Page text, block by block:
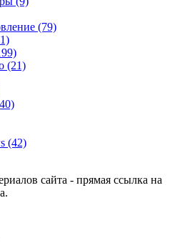
(79)
(21)
(42)
сайта - прямая ссылка на